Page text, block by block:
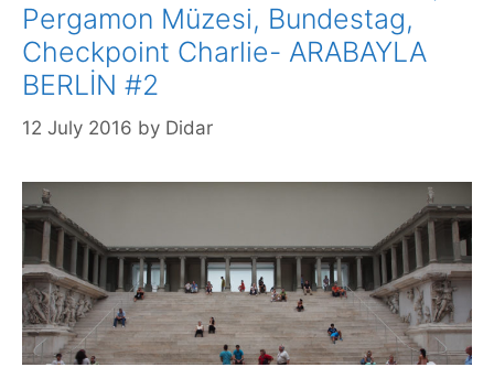
Pergamon Müzesi, Bundestag,
Checkpoint Charlie- ARABAYLA
BERLİN #2
12 July 2016 by Didar